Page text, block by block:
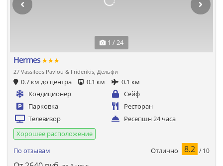
1 / 24
Hermes ★★★
27 Vassileos Pavlou & Friderikis, Дельфи
0.7 км до центра 0.1 км
0.1 км
Кондиционер
Сейф
Парковка
Ресторан
Телевизор
Ресепшн 24 часа
Хорошее расположение
По отзывам
Отлично 8.2 / 10